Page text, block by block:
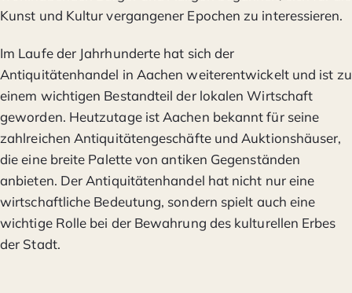
Kunst und Kultur vergangener Epochen zu interessieren.
Im Laufe der Jahrhunderte hat sich der
Antiquitätenhandel in Aachen weiterentwickelt und ist zu
einem wichtigen Bestandteil der lokalen Wirtschaft
geworden. Heutzutage ist Aachen bekannt für seine
zahlreichen Antiquitätengeschäfte und Auktionshäuser,
die eine breite Palette von antiken Gegenständen
anbieten. Der Antiquitätenhandel hat nicht nur eine
wirtschaftliche Bedeutung, sondern spielt auch eine
wichtige Rolle bei der Bewahrung des kulturellen Erbes
der Stadt.